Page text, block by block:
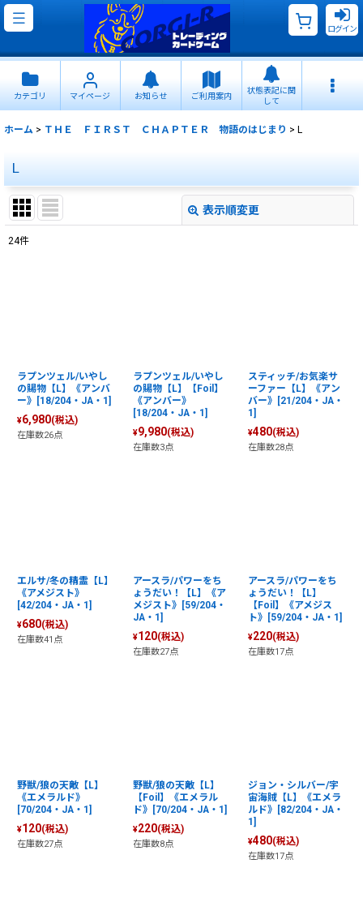
ログイン
カテゴリ マイページ お知らせ ご利用案内
状態表記に関
して
ホーム > ＴＨＥ ＦＩＲＳＴ ＣＨＡＰＴＥＲ 物語のはじまり > L
L
表示順変更
24件
ラプンツェル/いやし
の賜物【L】《アンバ
ー》[18/204・JA・1]
¥6,980(税込)
在庫数26点
ラプンツェル/いやし
の賜物【L】【Foil】
《アンバー》
[18/204・JA・1]
¥9,980(税込)
在庫数3点
スティッチ/お気楽サ
ーファー【L】《アン
バー》[21/204・JA・
1]
¥480(税込)
在庫数28点
エルサ/冬の精霊【L】
《アメジスト》
[42/204・JA・1]
¥680(税込)
在庫数41点
アースラ/パワーをち
ょうだい！【L】《ア
メジスト》[59/204・
JA・1]
¥120(税込)
在庫数27点
アースラ/パワーをち
ょうだい！【L】
【Foil】《アメジス
ト》[59/204・JA・1]
¥220(税込)
在庫数17点
野獣/狼の天敵【L】
《エメラルド》
[70/204・JA・1]
¥120(税込)
在庫数27点
野獣/狼の天敵【L】
【Foil】《エメラル
ド》[70/204・JA・1]
¥220(税込)
在庫数8点
ジョン・シルバー/宇
宙海賊【L】《エメラ
ルド》[82/204・JA・
1]
¥480(税込)
在庫数17点